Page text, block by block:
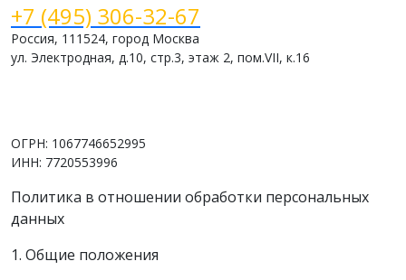
+7 (495) 306-32-67
Россия, 111524, город Москва
ул. Электродная, д.10, стр.3, этаж 2, пом.VII, к.16
ОГРН: 1067746652995
ИНН: 7720553996
Политика в отношении обработки персональных
данных
1. Общие положения